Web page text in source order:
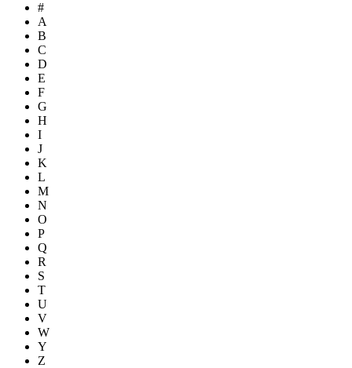
#
A
B
C
D
E
F
G
H
I
J
K
L
M
N
O
P
Q
R
S
T
U
V
W
Y
Z